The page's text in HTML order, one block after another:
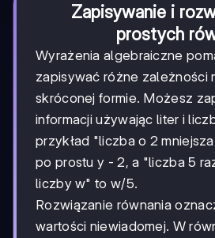
Zapisywanie i
prostych
Wyrażenia algebraiczne
zapisywać różne zależności
skróconej formie. Możesz
informacji używając liter i
przykład "liczba o 2
po prostu y - 2, a "liczba 5
liczby w" to w/5.
Rozwiązanie równania
wartości niewiadomej. W